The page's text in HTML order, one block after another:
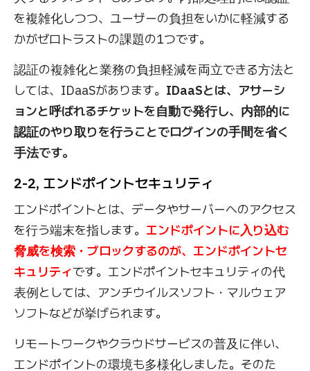
を複雑化しつつ、ユーザーの負担をいかに軽減する
かがゼロトラストの課題の1つです。
認証の複雑化と業務の負担軽減を両立できる方法と
しては、IDaaSがあります。 IDaaSとは、アサーシ
ョンと呼ばれるチケットを自動で発行し、内部的に
認証のやり取りを行うことでログインの手間を省く
手法です。
2-2, エンドポイントセキュリティ
エンドポイントとは、データやサーバーへのアクセス
を行う端末を指します。 エンドポイントに入り込む
脅威を検索・ブロックするのが、エンドポイントセ
キュリティです。エンドポイントセキュリティの代
表例としては、アンチウイルスソフト・マルウェア
ソフトなどが挙げられます。
リモートワークやクラウドサービスの普及に伴い、
エンドポイントの環境も多様化しました。そのた